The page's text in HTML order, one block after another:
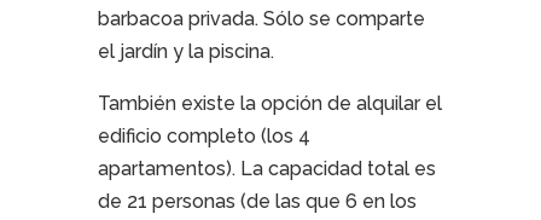
barbacoa privada. Sólo se comparte
el jardín y la piscina.
También existe la opción de alquilar el
edificio completo (los 4
apartamentos). La capacidad total es
de 21 personas (de las que 6 en los